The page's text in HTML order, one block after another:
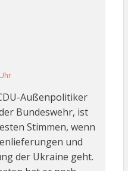
Außenpolitiker
Bundeswehr, ist
Stimmen, wenn
und
der Ukraine geht.